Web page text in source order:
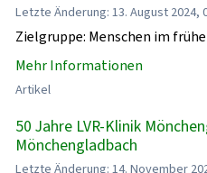
Letzte Änderung: 13. August 2024,
Zielgruppe: Menschen im
Mehr Informationen
Artikel
50 Jahre LVR-Klinik
Mönchengladbach
Letzte Änderung: 14. November